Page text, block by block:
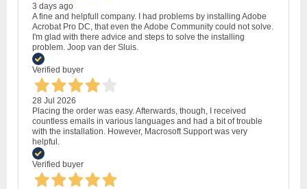
3 days ago
A fine and helpfull company. I had problems by installing Adobe
Acrobat Pro DC, that even the Adobe Community could not solve.
I'm glad with there advice and steps to solve the installing
problem. Joop van der Sluis.
Verified buyer
28 Jul 2026
Placing the order was easy. Afterwards, though, I received
countless emails in various languages and had a bit of trouble
with the installation. However, Macrosoft Support was very
helpful.
Verified buyer